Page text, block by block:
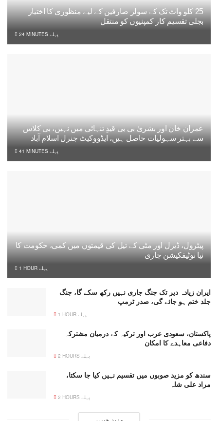
25 کلو واٹ تک کے سولر صارفین کے لیے منظوری کا اختیار
بجلی تقسیم کار کمپنیوں کو منتقل
24 MINUTES پہلے
عمران خان اور بشریٰ بی بی قیدِ تنہائی میں نہیں، بی کلاس
سے بہتر سہولیات حاصل ہیں، ایڈووکیٹ جنرل اسلام آباد
41 MINUTES پہلے
پیٹرول، ڈیزل اور مٹی کے تیل کی قیمتوں میں کمی، حکومت کا
نیا نوٹیفکیشن جاری
1 HOUR پہلے
ایران زیادہ دیر تک جنگ جاری نہیں رکھ سکے گا، جنگ
جلد ختم ہو جائے گی، صدر ٹرمپ
1 HOUR پہلے
پاکستان، سعودی عرب اور ترکیہ کے درمیان مشترکہ
دفاعی معاہدے کا امکان
2 HOURS پہلے
سندھ کو مزید صوبوں میں تقسیم نہیں کیا جا سکتا،
مراد علی شاہ
2 HOURS پہلے